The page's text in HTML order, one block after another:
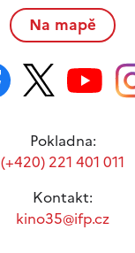
Na mapě
Pokladna:
(+420) 221 401 011
Kontakt:
kino35@ifp.cz